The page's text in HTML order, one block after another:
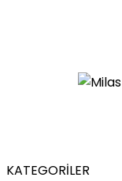
KATEGORİLER